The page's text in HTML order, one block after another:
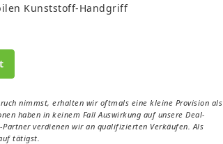
Kunststoff-Handgriff
nimmst, erhalten wir oftmals eine kleine Provision als
haben in keinem Fall Auswirkung auf unsere Deal-
verdienen wir an qualifizierten Verkäufen. Als
tätigst.